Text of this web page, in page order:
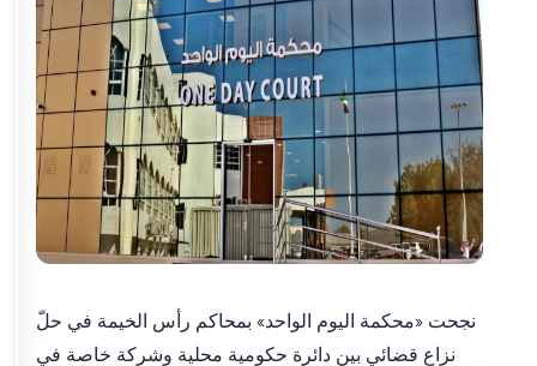
نجحت «محكمة اليوم الواحد» بمحاكم رأس الخيمة في حلّ
نزاع قضائي بين دائرة حكومية محلية وشركة خاصة في